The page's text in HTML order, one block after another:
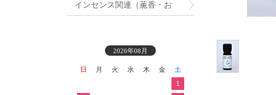
インセンス関連（薫香・お
2026年08月
日 月 火 水 木 金
土
1